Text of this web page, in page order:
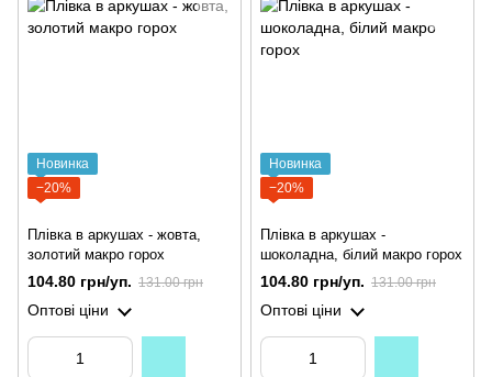
Новинка
−20%
Плівка в аркушах - жовта,
золотий макро горох
104.80 грн/уп. 131.00 грн
Оптові ціни
Новинка
−20%
Плівка в аркушах -
шоколадна, білий макро горох
104.80 грн/уп. 131.00 грн
Оптові ціни